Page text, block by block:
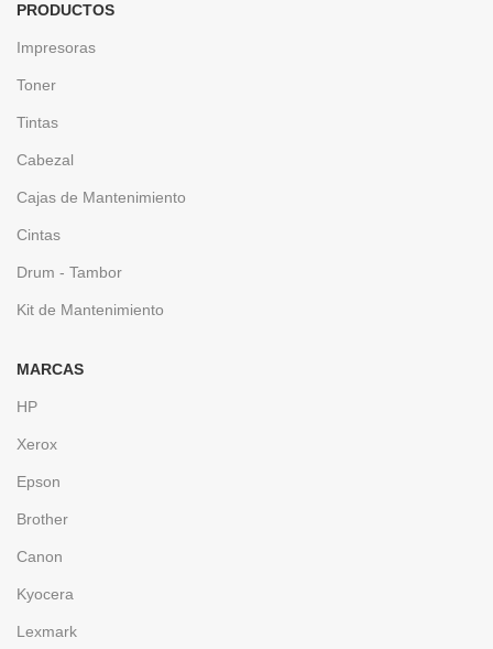
PRODUCTOS
Impresoras
Toner
Tintas
Cabezal
Cajas de Mantenimiento
Cintas
Drum - Tambor
Kit de Mantenimiento
MARCAS
HP
Xerox
Epson
Brother
Canon
Kyocera
Lexmark